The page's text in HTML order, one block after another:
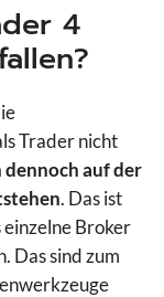
4
Trader nicht
dennoch auf der
. Das ist
einzelne Broker
Das sind zum